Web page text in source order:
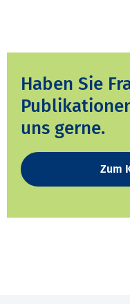
Haben Sie
uns gerne.
Zum